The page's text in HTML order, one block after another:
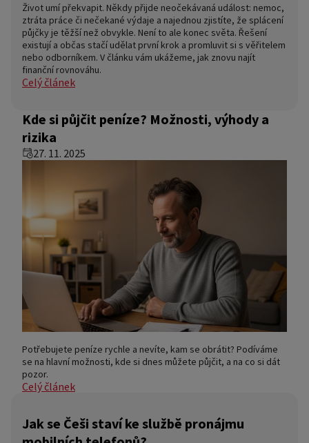
Život umí překvapit. Někdy přijde neočekávaná událost: nemoc,
ztráta práce či nečekané výdaje a najednou zjistíte, že splácení
půjčky je těžší než obvykle. Není to ale konec světa. Řešení
existují a občas stačí udělat první krok a promluvit si s věřitelem
nebo odborníkem. V článku vám ukážeme, jak znovu najít
finanční rovnováhu.
Celý článek
Kde si půjčit peníze? Možnosti, výhody a
rizika
27. 11. 2025
Potřebujete peníze rychle a nevíte, kam se obrátit? Podíváme
se na hlavní možnosti, kde si dnes můžete půjčit, a na co si dát
pozor.
Celý článek
Jak se Češi staví ke službě pronájmu